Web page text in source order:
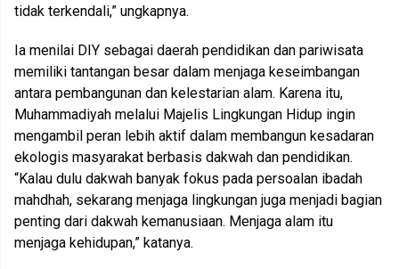
tidak terkendali,” ungkapnya.
Ia menilai DIY sebagai daerah pendidikan dan pariwisata
memiliki tantangan besar dalam menjaga keseimbangan
antara pembangunan dan kelestarian alam. Karena itu,
Muhammadiyah melalui Majelis Lingkungan Hidup ingin
mengambil peran lebih aktif dalam membangun kesadaran
ekologis masyarakat berbasis dakwah dan pendidikan.
“Kalau dulu dakwah banyak fokus pada persoalan ibadah
mahdhah, sekarang menjaga lingkungan juga menjadi bagian
penting dari dakwah kemanusiaan. Menjaga alam itu
menjaga kehidupan,” katanya.